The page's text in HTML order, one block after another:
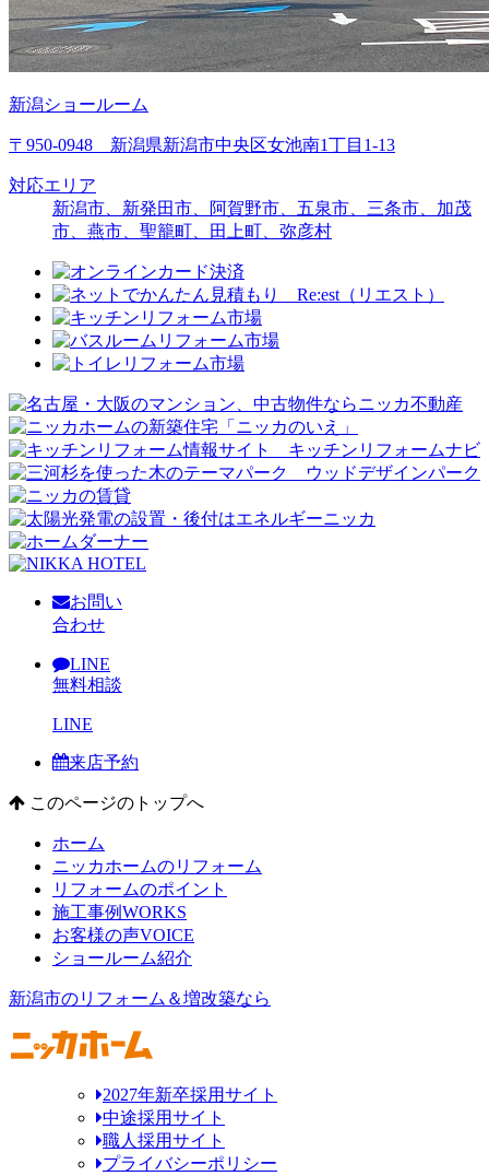
新潟ショールーム
〒950-0948 新潟県新潟市中央区女池南1丁目1-13
対応エリア
新潟市、新発田市、阿賀野市、五泉市、三条市、加茂
市、燕市、聖籠町、田上町、弥彦村
お問い
合わせ
LINE
無料相談
LINE
来店予約
このページのトップへ
ホーム
ニッカホームのリフォーム
リフォームのポイント
施工事例WORKS
お客様の声VOICE
ショールーム紹介
新潟市のリフォーム＆増改築なら
2027年新卒採用サイト
中途採用サイト
職人採用サイト
プライバシーポリシー